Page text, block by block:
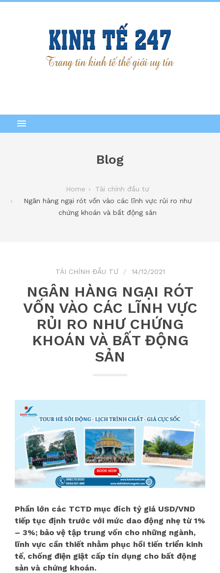
Blog
Home
Tài chính đầu tư
Ngân hàng ngại rót vốn vào các lĩnh vực rủi ro như
chứng khoán và bất động sản
TÀI CHÍNH ĐẦU TƯ 14/12/2021
NGÂN HÀNG NGẠI RÓT
VỐN VÀO CÁC LĨNH VỰC
RỦI RO NHƯ CHỨNG
KHOÁN VÀ BẤT ĐỘNG
SẢN
Phần lớn các TCTD mục đích tỷ giá USD/VND
tiếp tục định trước với mức dao động nhẹ từ 1%
– 3%; bảo vệ tập trung vốn cho những ngành,
lĩnh vực cần thiết nhằm phục hồi tiến triển kinh
tế, chống điện giật cấp tín dụng cho bất động
sản và chứng khoán.